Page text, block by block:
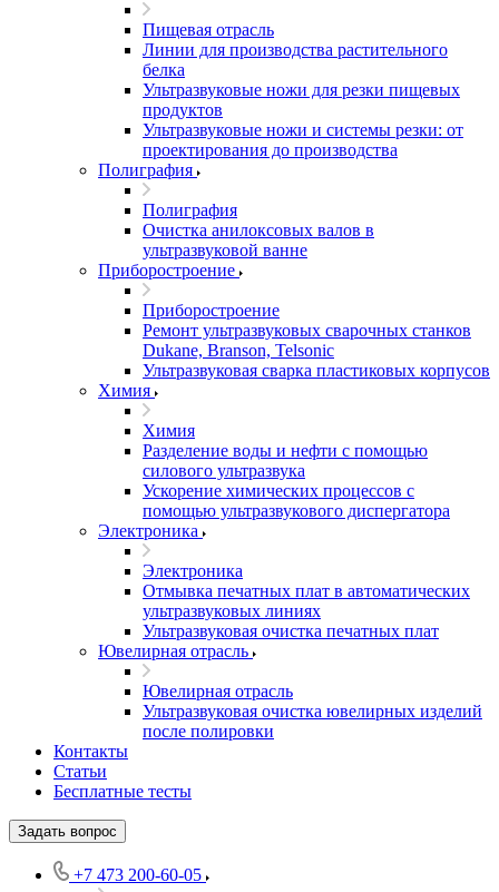
Пищевая отрасль
Линии для производства растительного
белка
Ультразвуковые ножи для резки пищевых
продуктов
Ультразвуковые ножи и системы резки: от
проектирования до производства
Полиграфия
Полиграфия
Очистка анилоксовых валов в
ультразвуковой ванне
Приборостроение
Приборостроение
Ремонт ультразвуковых сварочных станков
Dukane, Branson, Telsonic
Ультразвуковая сварка пластиковых корпусов
Химия
Химия
Разделение воды и нефти с помощью
силового ультразвука
Ускорение химических процессов с
помощью ультразвукового диспергатора
Электроника
Электроника
Отмывка печатных плат в автоматических
ультразвуковых линиях
Ультразвуковая очистка печатных плат
Ювелирная отрасль
Ювелирная отрасль
Ультразвуковая очистка ювелирных изделий
после полировки
Контакты
Статьи
Бесплатные тесты
Задать вопрос
+7 473 200-60-05